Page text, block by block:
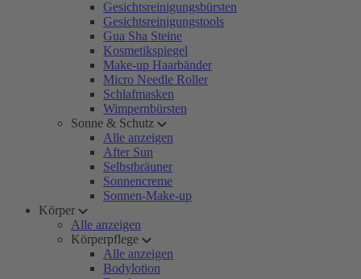
Gesichtsreinigungsbürsten
Gesichtsreinigungstools
Gua Sha Steine
Kosmetikspiegel
Make-up Haarbänder
Micro Needle Roller
Schlafmasken
Wimpernbürsten
Sonne & Schutz
Alle anzeigen
After Sun
Selbstbräuner
Sonnencreme
Sonnen-Make-up
Körper
Alle anzeigen
Körperpflege
Alle anzeigen
Bodylotion